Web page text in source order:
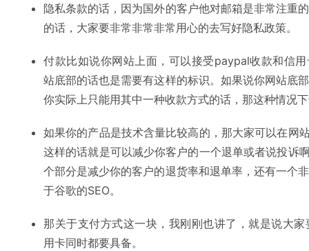
隐私条款的话，因为国外的客户他对邮箱是非常注重
的话，大家要非常非常非常用心的去写好隐私政策。
付款比如说你网站上面，可以接受paypal收款和信
站底部的话也是需要有这样的标识。如果说你网站底
你实际上只能用其中一种收款方式的话，那这种情况
如果你的产品是技术含量比较高的，那大家可以在网
这样的话就是可以减少你客户的一个退单或者说投诉
个部分是减少你的客户的退货率和退单率，还有一个
于谷歌的SEO。
那关于支付方式这一块，我刚刚也讲了，就是说大
用卡同时都要具备。